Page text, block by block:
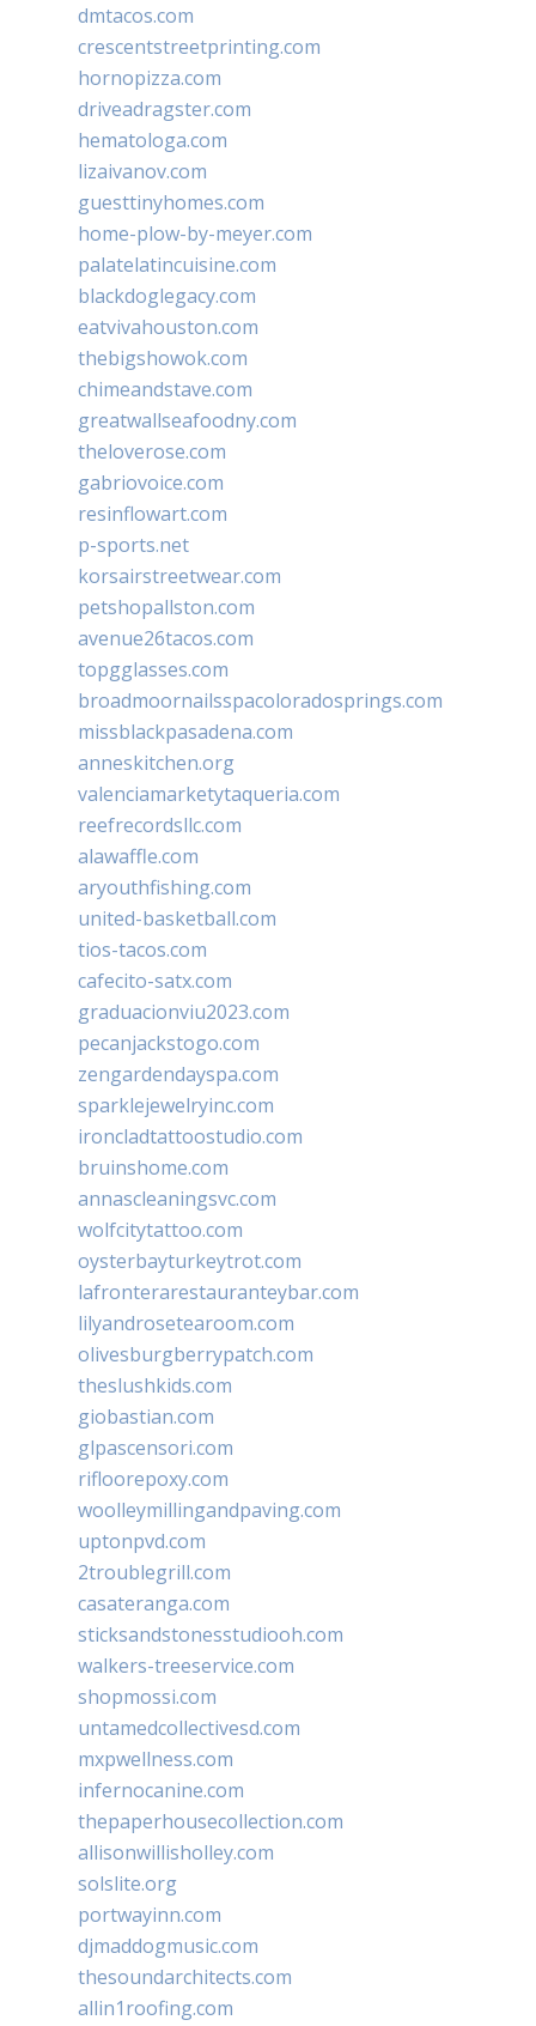
dmtacos.com
crescentstreetprinting.com
hornopizza.com
driveadragster.com
hematologa.com
lizaivanov.com
guesttinyhomes.com
home-plow-by-meyer.com
palatelatincuisine.com
blackdoglegacy.com
eatvivahouston.com
thebigshowok.com
chimeandstave.com
greatwallseafoodny.com
theloverose.com
gabriovoice.com
resinflowart.com
p-sports.net
korsairstreetwear.com
petshopallston.com
avenue26tacos.com
topgglasses.com
broadmoornailsspacoloradosprings.com
missblackpasadena.com
anneskitchen.org
valenciamarketytaqueria.com
reefrecordsllc.com
alawaffle.com
aryouthfishing.com
united-basketball.com
tios-tacos.com
cafecito-satx.com
graduacionviu2023.com
pecanjackstogo.com
zengardendayspa.com
sparklejewelryinc.com
ironcladtattoostudio.com
bruinshome.com
annascleaningsvc.com
wolfcitytattoo.com
oysterbayturkeytrot.com
lafronterarestauranteybar.com
lilyandrosetearoom.com
olivesburgberrypatch.com
theslushkids.com
giobastian.com
glpascensori.com
rifloorepoxy.com
woolleymillingandpaving.com
uptonpvd.com
2troublegrill.com
casateranga.com
sticksandstonesstudiooh.com
walkers-treeservice.com
shopmossi.com
untamedcollectivesd.com
mxpwellness.com
infernocanine.com
thepaperhousecollection.com
allisonwillisholley.com
solslite.org
portwayinn.com
djmaddogmusic.com
thesoundarchitects.com
allin1roofing.com